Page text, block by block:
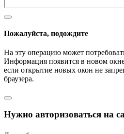
Пожалуйста, подождите
На эту операцию может
Информация появится в новом
если открытие новых окон не
браузера.
Нужно авторизоваться на